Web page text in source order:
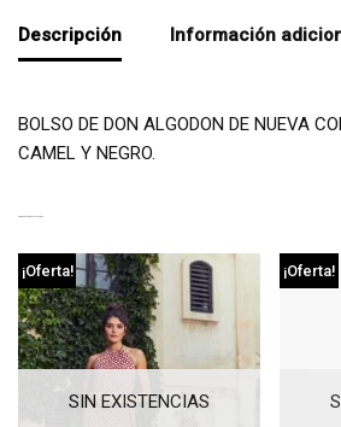
Descripción Información
BOLSO DE DON ALGODON DE NUEVA
CAMEL Y NEGRO.
SIN EXISTENCIAS
¡Oferta! ¡Oferta!